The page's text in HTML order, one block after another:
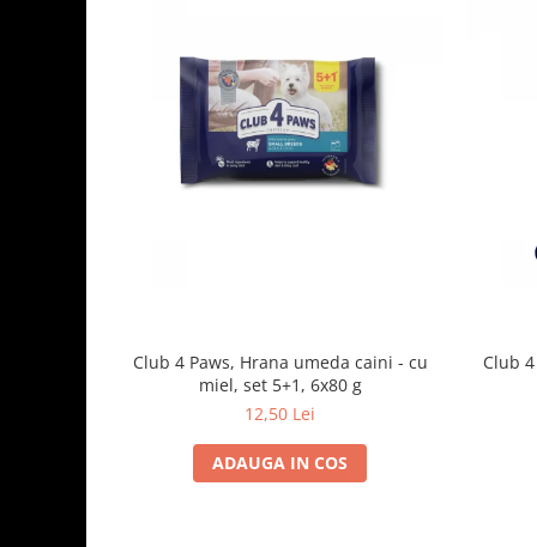
Club 4 Paws, Hrana umeda caini - cu
miel, set 5+1, 6x80 g
12,50 Lei
ADAUGA IN COS
Club